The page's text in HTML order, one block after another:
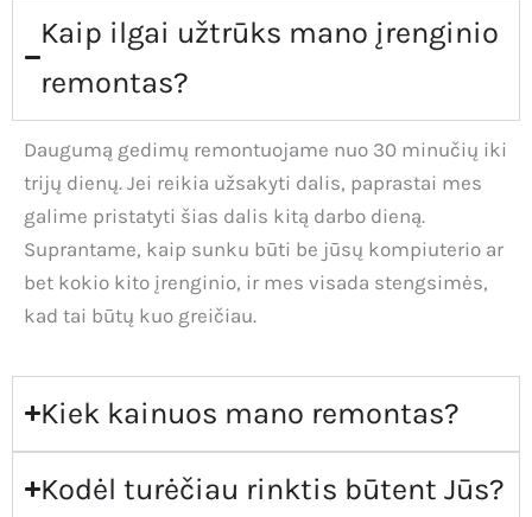
Kaip ilgai užtrūks mano įrenginio
remontas?
Daugumą gedimų remontuojame nuo 30 minučių iki
trijų dienų. Jei reikia užsakyti dalis, paprastai mes
galime pristatyti šias dalis kitą darbo dieną.
Suprantame, kaip sunku būti be jūsų kompiuterio ar
bet kokio kito įrenginio, ir mes visada stengsimės,
kad tai būtų kuo greičiau.
Kiek kainuos mano remontas?
Kodėl turėčiau rinktis būtent Jūs?